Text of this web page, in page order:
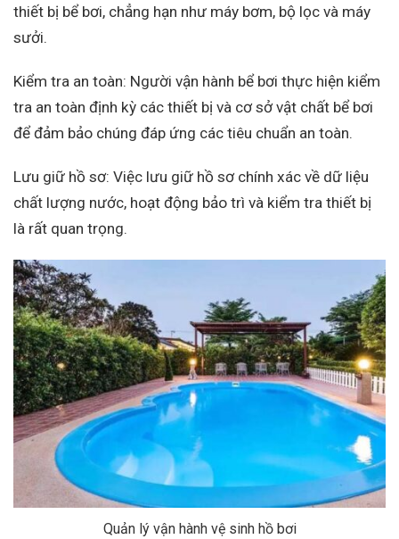
thiết bị bể bơi, chẳng hạn như máy bơm, bộ lọc và máy
sưởi.
Kiểm tra an toàn: Người vận hành bể bơi thực hiện kiểm
tra an toàn định kỳ các thiết bị và cơ sở vật chất bể bơi
để đảm bảo chúng đáp ứng các tiêu chuẩn an toàn.
Lưu giữ hồ sơ: Việc lưu giữ hồ sơ chính xác về dữ liệu
chất lượng nước, hoạt động bảo trì và kiểm tra thiết bị
là rất quan trọng.
Quản lý vận hành vệ sinh hồ bơi